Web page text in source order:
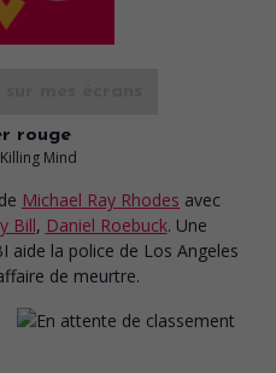
rouge
Mind
de Michael Ray Rhodes avec
Bill, Daniel Roebuck. Une
aide la police de Los Angeles
de meurtre.